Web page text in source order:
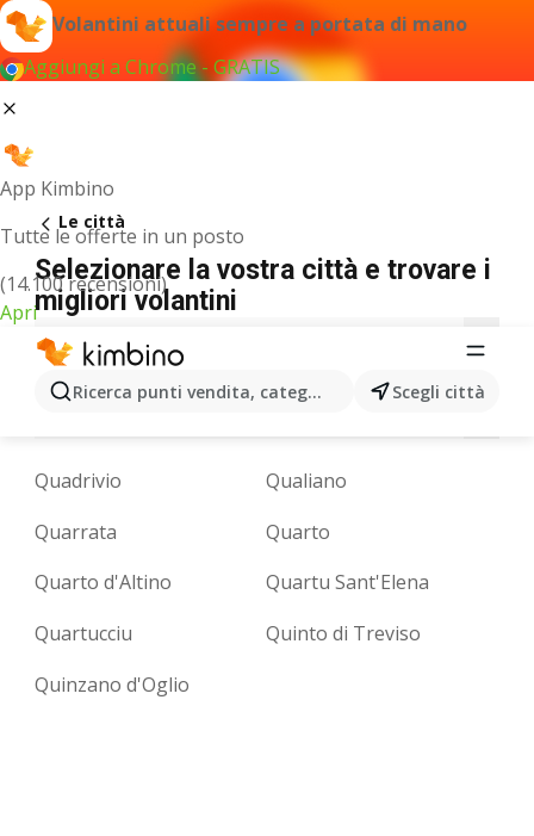
Volantini attuali sempre a portata di mano
Aggiungi a Chrome - GRATIS
App Kimbino
Tutte le offerte in un posto
(14.100 recensioni)
Apri
Ricerca punti vendita, categorie, prodotti...Scegli città
Le città
Selezionare la vostra città e trovare i
migliori volantini
A B C L
N
O P Q R S U V Z
Quadrivio
Qualiano
Quarrata
Quarto
Quarto d'Altino
Quartu Sant'Elena
Quartucciu
Quinto di Treviso
Quinzano d'Oglio